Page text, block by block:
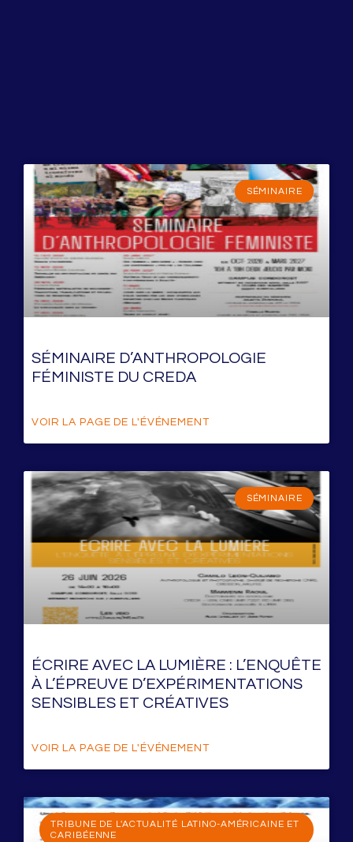
SÉMINAIRE
SÉMINAIRE D’ANTHROPOLOGIE
FÉMINISTE DU CREDA
VOIR LA PAGE DE L'ÉVÉNEMENT
SÉMINAIRE
ÉCRIRE AVEC LA LUMIÈRE : L’ENQUÊTE
À L’ÉPREUVE D’EXPÉRIMENTATIONS
SENSIBLES ET CRÉATIVES
VOIR LA PAGE DE L'ÉVÉNEMENT
TRIBUNE DE L'ACTUALITÉ LATINO-AMÉRICAINE ET
CARIBÉENNE